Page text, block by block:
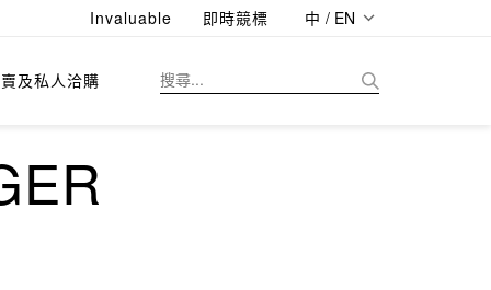
Invaluable 即時競標 中 / EN
及私人洽購